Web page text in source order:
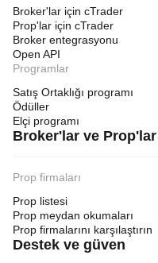
Broker'lar için cTrader
Prop'lar için cTrader
Broker entegrasyonu
Open API
Programlar
Satış Ortaklığı programı
Ödüller
Elçi programı
Broker'lar ve Prop'lar
Prop firmaları
Prop listesi
Prop meydan okumaları
Prop firmalarını karşılaştırın
Destek ve güven